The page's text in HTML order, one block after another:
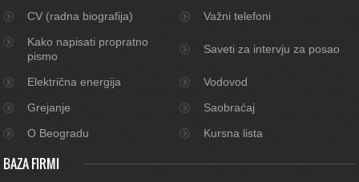
CV (radna biografija)
Važni telefoni
Kako napisati propratno
pismo
Saveti za intervju za posao
Električna energija
Vodovod
Grejanje
Saobraćaj
O Beogradu
Kursna lista
BAZA FIRMI